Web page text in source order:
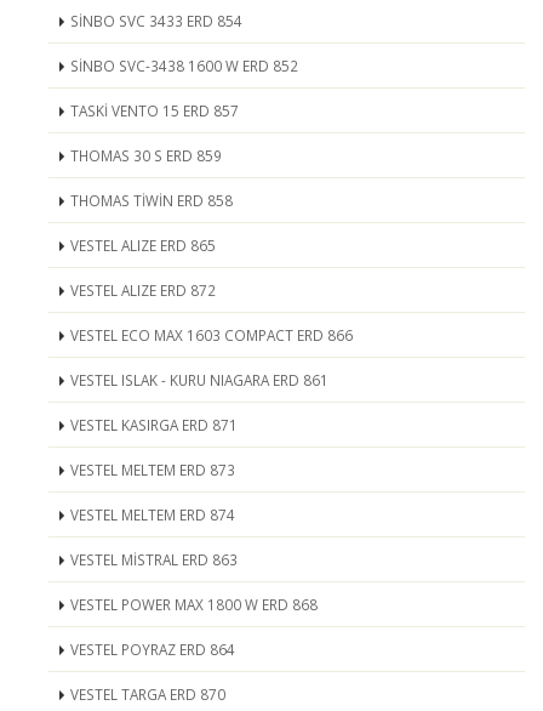
SİNBO SVC 3433 ERD 854
SİNBO SVC-3438 1600 W ERD 852
TASKİ VENTO 15 ERD 857
THOMAS 30 S ERD 859
THOMAS TİWİN ERD 858
VESTEL ALIZE ERD 865
VESTEL ALIZE ERD 872
VESTEL ECO MAX 1603 COMPACT ERD 866
VESTEL ISLAK - KURU NIAGARA ERD 861
VESTEL KASIRGA ERD 871
VESTEL MELTEM ERD 873
VESTEL MELTEM ERD 874
VESTEL MİSTRAL ERD 863
VESTEL POWER MAX 1800 W ERD 868
VESTEL POYRAZ ERD 864
VESTEL TARGA ERD 870